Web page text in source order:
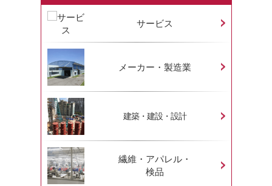
サービス
メーカー・製造業
建築・建設・設計
繊維・アパレル・
検品